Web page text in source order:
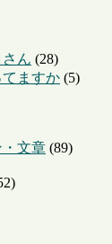
ん (28)
ますか (5)
・文章 (89)